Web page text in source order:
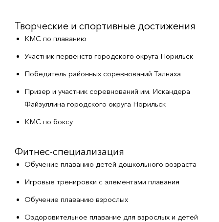
Творческие и спортивные достижения
КМС по плаванию
Участник первенств городского округа Норильск
Победитель районных соревнований Талнаха
Призер и участник соревнований им. Искандера
Файзуллина городского округа Норильск
КМС по боксу
Фитнес-специализация
Обучение плаванию детей дошкольного возраста
Игровые тренировки с элементами плавания
Обучение плаванию взрослых
Оздоровительное плавание для взрослых и детей